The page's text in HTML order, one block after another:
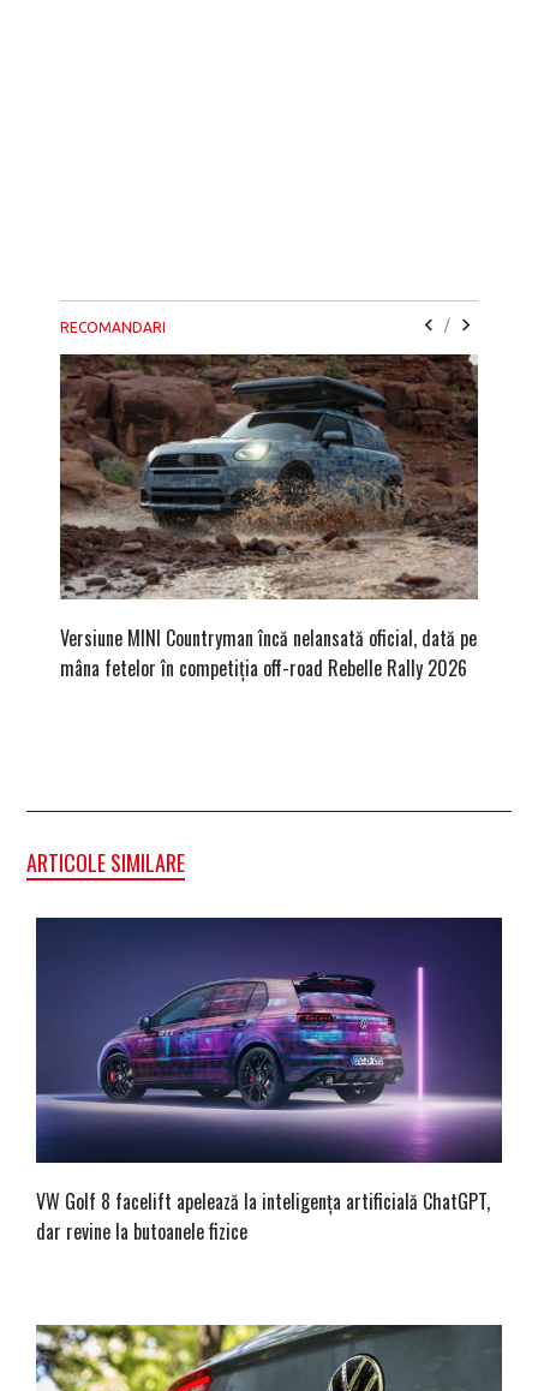
RECOMANDARI /
Versiune MINI Countryman încă nelansată oficial, dată pe
mâna fetelor în competiția off-road Rebelle Rally 2026
ARTICOLE SIMILARE
VW Golf 8 facelift apelează la inteligența artificială ChatGPT,
dar revine la butoanele fizice